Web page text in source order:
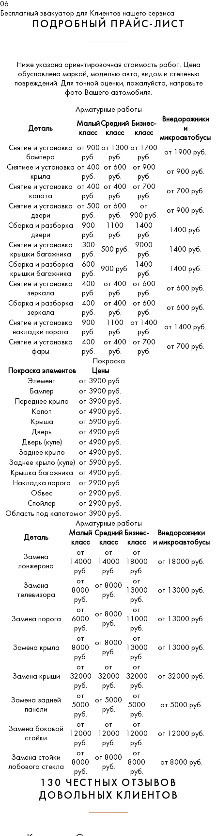
06
Бесплатный эвакуатор для Клиентов нашего сервиса
ПОДРОБНЫЙ ПРАЙС-ЛИСТ
Ниже указана ориентировочная стоимость работ. Цена
обусловлена маркой, моделью авто, видом и степенью
повреждений. Для точной оценки, пожалуйста, направьте
фото Вашего автомобиля.
Арматурные работы
Деталь
Малый
класс
Средний
класс
Бизнес-
класс
Внедорожники
и
микроавтобусы
Снятие и установка
бампера
от 900
руб.
от 1300
руб.
от 1700
руб.
от 1900 руб.
Снятиее и установка
крыла
от 400
руб.
от 600
руб.
от 900
руб.
от 900 руб.
Снятие и установка
капота
от 400
руб.
от 400
руб.
от 700
руб.
от 700 руб.
Снятие и установка
двери
от 500
руб.
от 600
руб.
от
900 руб.
от 900 руб.
Сборка и разборка
двери
900
руб.
1100
руб.
1400
руб.
1400 руб.
Снятие и установка
крышки багажника
300
руб.
500 руб.
9000
руб.
1400 руб.
Сборка и разборка
крышки багажника
600
руб.
900 руб.
1400
руб.
1400 руб.
Снятие и установка
зеркала
400
руб.
от 400
руб.
от 600
руб.
от 600 руб.
Сборка и разборка
зеркала
400
руб.
от 400
руб.
от 600
руб.
от 600 руб.
Снятие и установка
накладки порога
900
руб.
1100
руб.
от 1400
руб.
от 1400 руб.
Снятие и установка
фары
400
руб.
от 400
руб.
от 700
руб.
от 700 руб.
Покраска
Покраска элементов
Цены
Элемент
от 3900 руб.
Бампер
от 3900 руб.
Переднее крыло
от 3900 руб.
Капот
от 4900 руб.
Крыша
от 5900 руб.
Дверь
от 4900 руб.
Дверь (купе)
от 4900 руб.
Заднее крыло
от 4900 руб.
Заднее крыло (купе) от 5900 руб.
Крышка багажника
от 4900 руб.
Накладка порога
от 2900 руб.
Обвес
от 2900 руб.
Спойлер
от 2900 руб.
Область под капотомот 3900 руб.
Арматурные работы
Деталь
Малый
класс
Средний
класс
Бизнес-
класс
Внедорожники
и микроавтобусы
Замена
лонжерона
от
14000
руб.
от
14000
руб.
от
18000
руб.
от 18000 руб.
Замена
телевизора
от
8000
руб.
от 8000
руб.
от
13000
руб.
от 13000 руб.
Замена порога
от
6000
руб.
от 8000
руб.
от
11000
руб.
от 13000 руб.
Замена крыла
от
8000
руб.
от 8000
руб.
от
13000
руб.
от 13000 руб.
Замена крыши
от
32000
руб.
от
32000
руб.
от
32000
руб.
от 32000 руб.
Замена задней
панели
от
5000
руб.
от 5000
руб.
от
5000
руб.
от 5000 руб.
Замена боковой
стойки
от
12000
руб.
от
12000
руб.
от
12000
руб.
от 12000 руб.
Замена стойки
лобового стекла
от
8000
руб.
от 8000
руб.
от
8000
руб.
от 8000 руб.
130 ЧЕСТНЫХ ОТЗЫВОВ
ДОВОЛЬНЫХ КЛИЕНТОВ